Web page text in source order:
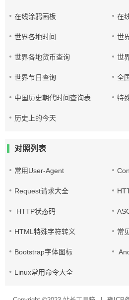
在线涂鸦画板 在
世界各地时间 世
世界各地货币查询 世
世界节日查询 全
中国历史朝代时间查询表 特
历史上的今天
对照列表
常用User-Agent
Request请求大全
HTTP状态码
HTML特殊字符转义 常
Bootstrap字体图标
Linux常用命令大全